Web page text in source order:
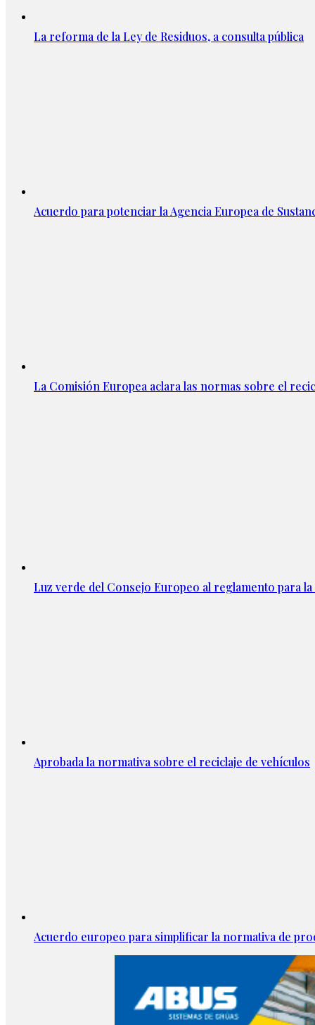
La reforma de la Ley de Residuos, a consulta pública
Acuerdo para potenciar la Agencia Europea de
La Comisión Europea aclara las normas sobre el
Luz verde del Consejo Europeo al reglamento para
Aprobada la normativa sobre el reciclaje de vehículos
Acuerdo europeo para simplificar la normativa de